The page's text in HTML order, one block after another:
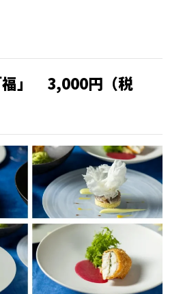
福」 3,000円（税